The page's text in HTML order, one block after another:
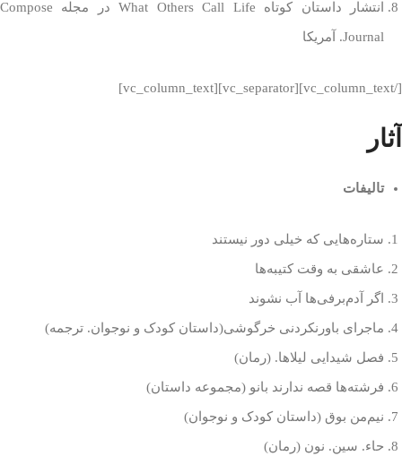
انتشار داستان کوتاه What Others Call Life در مجله Compose
Journal. آمریکا
[/vc_column_text][vc_separator][vc_column_text]
آثار
تالیفات
ستاره‌هایی که خیلی دور نیستند
عاشقی به وقت کتیبه‌ها
اگر آدم‌برفی‌ها آب نشوند
ماجرای باورنکردنی خرگوشی(داستان کودک و نوجوان. ترجمه)
فصل شیدایی لیلاها. (رمان)
فرشته‌ها قصه ندارند بانو (مجموعه داستان)
نیم‌من بوق (داستان کودک و نوجوان)
حاء. سین. نون (رمان)